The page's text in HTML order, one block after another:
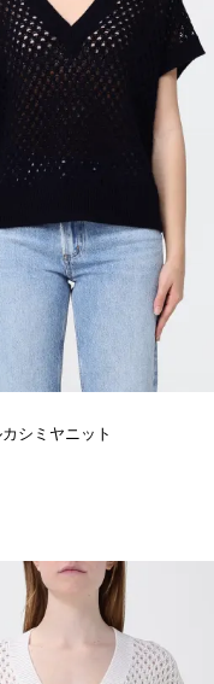
シミヤニット